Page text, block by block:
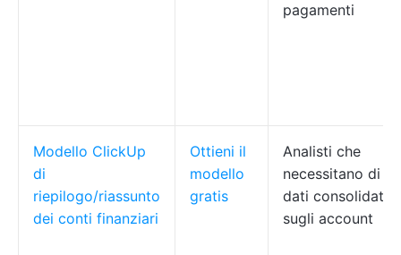
pagamenti
Modello ClickUp
di
riepilogo/riassunto
dei conti finanziari
Ottieni il
modello
gratis
Analisti che
necessitano di
dati consolidati
sugli account